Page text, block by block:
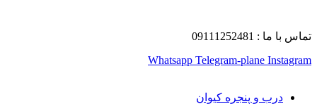
تماس با ما : 09111252481
Whatsapp Telegram-plane Instagram
درب و پنجره کیوان